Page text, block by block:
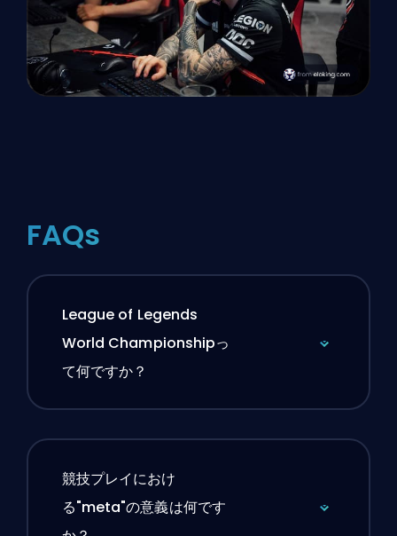
FAQs
League of Legends
World Championshipっ
て何ですか？
競技プレイにおけ
る"meta"の意義は何です